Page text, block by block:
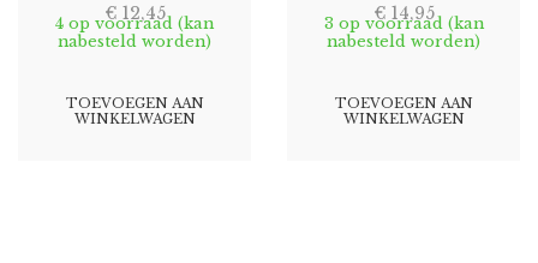
€ 12,45
4 op voorraad (kan
nabesteld worden)
TOEVOEGEN AAN
WINKELWAGEN
€ 14,95
3 op voorraad (kan
nabesteld worden)
TOEVOEGEN AAN
WINKELWAGEN